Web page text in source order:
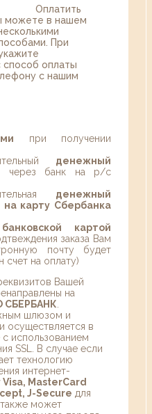
Оплатить
можете в нашем
При
оплаты
с нашим
при получении
денежный
через банк на р/с
денежный
на карту Сбербанка
банковской картой
заказа Вам
почту будет
счет на оплату)
Вашей
на
СБЕРБАНК
шлюзом и
осуществляется в
использованием
SSL. В случае если
технологию
интернет-
MasterCard
J-Secure для
может